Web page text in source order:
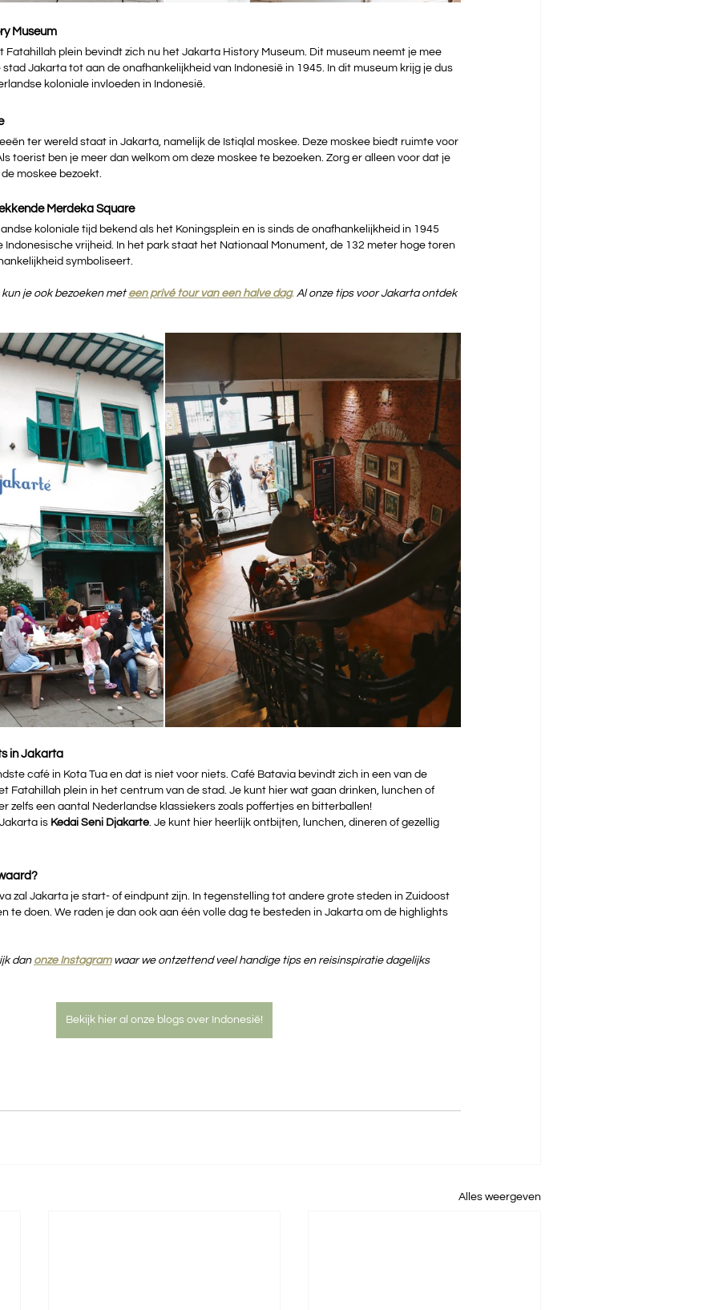
Museum
Fatahillah plein bevindt zich nu het Jakarta History Museum. Dit museum neemt je mee
Jakarta tot aan de onafhankelijkheid van Indonesië in 1945. In dit museum krijg je dus
koloniale invloeden in Indonesië.
ter wereld staat in Jakarta, namelijk de Istiqlal moskee. Deze moskee biedt ruimte voor
toerist ben je meer dan welkom om deze moskee te bezoeken. Zorg er alleen voor dat je
moskee bezoekt.
Merdeka Square
koloniale tijd bekend als het Koningsplein en is sinds de onafhankelijkheid in 1945
Indonesische vrijheid. In het park staat het Nationaal Monument, de 132 meter hoge toren
symboliseert.
je ook bezoeken met een privé tour van een halve dag. Al onze tips voor Jakarta ontdek
in Jakarta
café in Kota Tua en dat is niet voor niets. Café Batavia bevindt zich in een van de
Fatahillah plein in het centrum van de stad. Je kunt hier wat gaan drinken, lunchen of
zelfs een aantal Nederlandse klassiekers zoals poffertjes en bitterballen!
is Kedai Seni Djakarte. Je kunt hier heerlijk ontbijten, lunchen, dineren of gezellig
zal Jakarta je start- of eindpunt zijn. In tegenstelling tot andere grote steden in Zuidoost
te doen. We raden je dan ook aan één volle dag te besteden in Jakarta om de highlights
dan onze Instagram waar we ontzettend veel handige tips en reisinspiratie dagelijks
Bekijk hier al onze blogs over Indonesië!
Alles weergeven